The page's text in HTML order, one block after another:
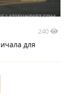
240
для